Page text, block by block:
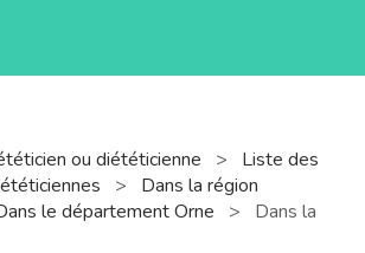
ou diététicienne >
Liste des
>
Dans la région
le département Orne >
Dans la